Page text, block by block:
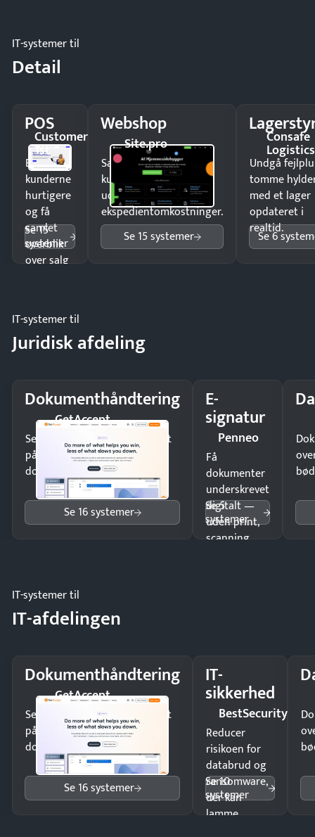
IT-systemer til
Detail
POS
Customer
1st
Ekspedér
kunderne
hurtigere
og få
samlet
overblik
over salg
Se 15
systemer
Webshop
Site.pro
Sælg produkter 24/7 til
kunder i hele landet
uden
ekspedientomkostninger.
Se 15 systemer
Consafe
Logistics
Undgå
tomme
med et lager
opdateret i
realtid.
Se 6
IT-systemer til
Juridisk afdeling
Dokumenthåndtering
GetAccept
Send kontrakter til underskrift
på minutter og mist ingen
dokumenter.
Se 16 systemer
E-
signatur
Penneo
Få
dokumenter
underskrevet
digitalt —
uden print,
scanning
Se 5
systemer
IT-systemer til
IT-afdelingen
Dokumenthåndtering
GetAccept
Send kontrakter til underskrift
på minutter og mist ingen
dokumenter.
Se 16 systemer
IT-
sikkerhed
BestSecurity
Reducer
risikoen for
databrud og
ransomware,
der kan
lamme
Se 10
systemer